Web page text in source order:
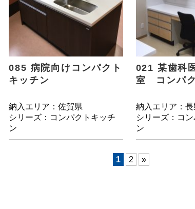
085 病院向けコンパクト
キッチン
納入エリア：佐賀県
シリーズ：コンパクトキッチ
ン
021 某歯科
室 コンパ
納入エリア：長
シリーズ：コ
ン
1 2 »